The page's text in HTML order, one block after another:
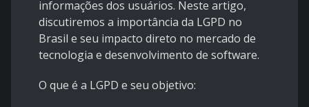
informações dos usuários. Neste artigo,
discutiremos a importância da LGPD no
Brasil e seu impacto direto no mercado de
tecnologia e desenvolvimento de software.
O que é a LGPD e seu objetivo: